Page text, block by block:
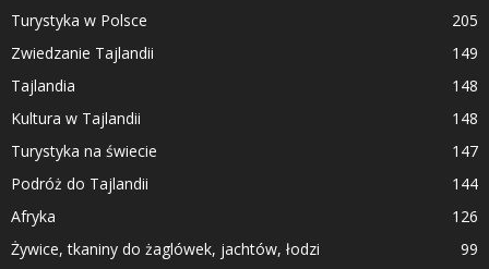
Turystyka w Polsce
205
Zwiedzanie Tajlandii
149
Tajlandia
148
Kultura w Tajlandii
148
Turystyka na świecie
147
Podróż do Tajlandii
144
Afryka
126
Żywice, tkaniny do żaglówek, jachtów, łodzi
99